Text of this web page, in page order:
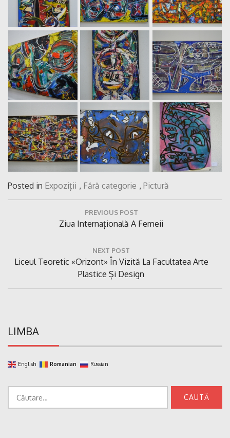
Posted in Expoziții , Fără categorie , Pictură
PREVIOUS POST
Previous
Ziua Internațională A Femeii
NEXT POST
Next
Liceul Teoretic «Orizont» În Vizită La Facultatea Arte
Plastice Și Design
LIMBA
English Romanian Russian